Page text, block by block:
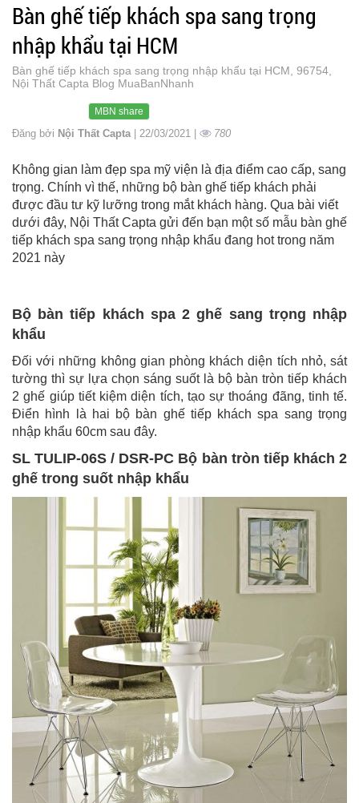
Bàn ghế tiếp khách spa sang trọng
nhập khẩu tại HCM
Bàn ghế tiếp khách spa sang trọng nhập khẩu tại HCM, 96754,
Nội Thất Capta Blog MuaBanNhanh
MBN share
Đăng bởi Nội Thất Capta | 22/03/2021 | 780
Không gian làm đẹp spa mỹ viện là địa điểm cao cấp, sang
trọng. Chính vì thế, những bộ bàn ghế tiếp khách phải
được đầu tư kỹ lưỡng trong mắt khách hàng. Qua bài viết
dưới đây, Nội Thất Capta gửi đến bạn một số mẫu bàn ghế
tiếp khách spa sang trọng nhập khẩu đang hot trong năm
2021 này
Bộ bàn tiếp khách spa 2 ghế sang trọng nhập
khẩu
Đối với những không gian phòng khách diện tích nhỏ, sát
tường thì sự lựa chọn sáng suốt là bộ bàn tròn tiếp khách
2 ghế giúp tiết kiệm diện tích, tạo sự thoáng đãng, tinh tế.
Điển hình là hai bộ bàn ghế tiếp khách spa sang trọng
nhập khẩu 60cm sau đây.
SL TULIP-06S / DSR-PC Bộ bàn tròn tiếp khách 2
ghế trong suốt nhập khẩu